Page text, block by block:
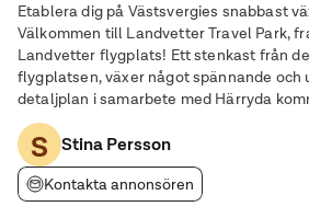
Etablera dig på Västsvergies snabbast
Välkommen till Landvetter Travel Park,
Landvetter flygplats! Ett stenkast från den pulserande
flygplatsen, växer något spännande och
detaljplan i samarbete med Härryda
laga kraft i början av 2025, där visionen
som förenar bekvämlighet med
S Stina Persson
Kontakta annonsören